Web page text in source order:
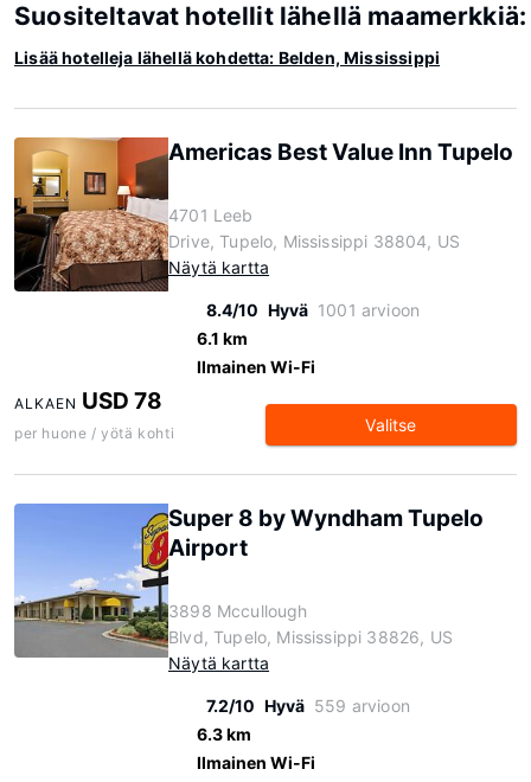
Suositeltavat hotellit lähellä
Lisää hotelleja lähellä kohdetta: Belden, Mississippi
Americas Best Value Inn Tupelo
4701 Leeb
Drive, Tupelo, Mississippi 38804, US
Näytä kartta
8.4/10 Hyvä 1001 arvioon
6.1 km
Ilmainen Wi-Fi
ALKAEN USD 78
per huone / yötä kohti Valitse
Super 8 by Wyndham Tupelo
Airport
3898 Mccullough
Blvd, Tupelo, Mississippi 38826, US
Näytä kartta
7.2/10 Hyvä 559 arvioon
6.3 km
Ilmainen Wi-Fi